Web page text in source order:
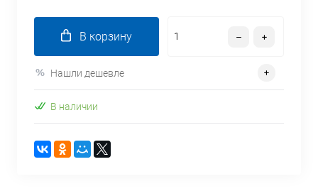
В корзину
Нашли дешевле
В наличии